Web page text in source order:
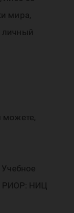
мира,
личный
можете,
РИОР: НИЦ